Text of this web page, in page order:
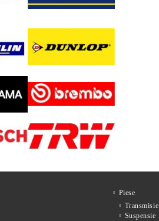
Piese
Transmisie
Suspensie